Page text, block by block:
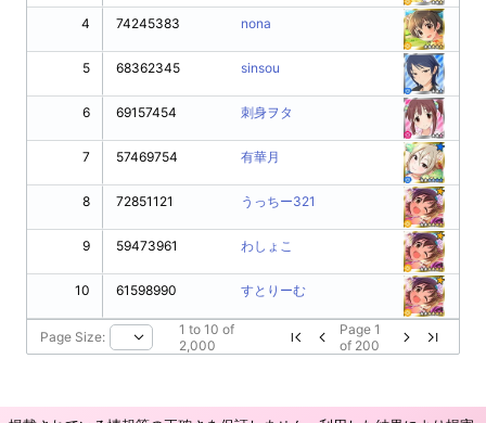
4
5
6
7
8
9
10
74245383 nona
68362345 sinsou
69157454 刺身ヲタ
57469754 有華月
72851121 うっちー321
59473961 わしょこ
61598990 すとりーむ
Page Size: 1 to 10 of
2,000
Page 1
of 200